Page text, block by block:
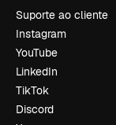
Suporte ao cliente
Instagram
YouTube
LinkedIn
TikTok
Discord